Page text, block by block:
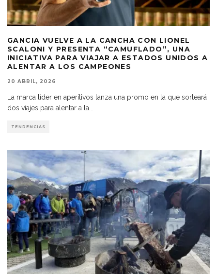
GANCIA VUELVE A LA CANCHA CON LIONEL
SCALONI Y PRESENTA “CAMUFLADO”, UNA
INICIATIVA PARA VIAJAR A ESTADOS UNIDOS A
ALENTAR A LOS CAMPEONES
20 ABRIL, 2026
La marca líder en aperitivos lanza una promo en la que sorteará
dos viajes para alentar a la
TENDENCIAS